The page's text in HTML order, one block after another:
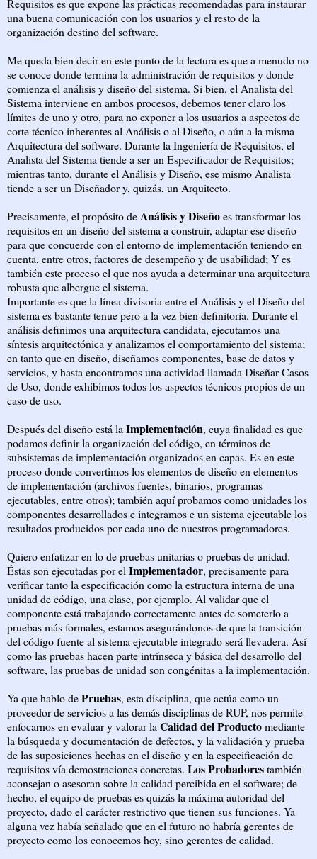
Requisitos es que expone las prácticas recomendadas para instaurar
una buena comunicación con los usuarios y el resto de la
organización destino del software.
Me queda bien decir en este punto de la lectura es que a menudo no
se conoce donde termina la administración de requisitos y donde
comienza el análisis y diseño del sistema. Si bien, el Analista del
Sistema interviene en ambos procesos, debemos tener claro los
límites de uno y otro, para no exponer a los usuarios a aspectos de
corte técnico inherentes al Análisis o al Diseño, o aún a la misma
Arquitectura del software. Durante la Ingeniería de Requisitos, el
Analista del Sistema tiende a ser un Especificador de Requisitos;
mientras tanto, durante el Análisis y Diseño, ese mismo Analista
tiende a ser un Diseñador y, quizás, un Arquitecto.
Precisamente, el propósito deAnálisis y Diseñoes transformar los
requisitos en un diseño del sistema a construir, adaptar ese diseño
para que concuerde con el entorno de implementación teniendo en
cuenta, entre otros, factores de desempeño y de usabilidad; Y es
también este proceso el que nos ayuda a determinar una arquitectura
robusta que albergue el sistema.
Importante es que la línea divisoria entre el Análisis y el Diseño del
sistema es bastante tenue pero a la vez bien definitoria. Durante el
análisis definimos una arquitectura candidata, ejecutamos una
síntesis arquitectónica y analizamos el comportamiento del sistema;
en tanto que en diseño, diseñamos componentes, base de datos y
servicios, y hasta encontramos una actividad llamada Diseñar Casos
de Uso, donde exhibimos todos los aspectos técnicos propios de un
caso de uso.
Después del diseño está la Implementación, cuya finalidad es que
podamos definir la organización del código, en términos de
subsistemas de implementación organizados en capas. Es en este
proceso donde convertimos los elementos de diseño en elementos
de implementación (archivos fuentes, binarios, programas
ejecutables, entre otros); también aquí probamos como unidades los
componentes desarrollados e integramos e un sistema ejecutable los
resultados producidos por cada uno de nuestros programadores.
Quiero enfatizar en lo de pruebas unitarias o pruebas de unidad.
Éstas son ejecutadas por el Implementador, precisamente para
verificar tanto la especificación como la estructura interna de una
unidad de código, una clase, por ejemplo. Al validar que el
componente está trabajando correctamente antes de someterlo a
pruebas más formales, estamos asegurándonos de que la transición
del código fuente al sistema ejecutable integrado será llevadera. Así
como las pruebas hacen parte intrínseca y básica del desarrollo del
software, las pruebas de unidad son congénitas a la implementación.
Ya que hablo dePruebas, esta disciplina, que actúa como un
proveedor de servicios a las demás disciplinas de RUP, nos permite
enfocarnos en evaluar y valorar la Calidad del Productomediante
la búsqueda y documentación de defectos, y la validación y prueba
de las suposiciones hechas en el diseño y en la especificación de
requisitos vía demostraciones concretas. Los Probadorestambién
aconsejan o asesoran sobre la calidad percibida en el software; de
hecho, el equipo de pruebas es quizás la máxima autoridad del
proyecto, dado el carácter restrictivo que tienen sus funciones. Ya
alguna vez había señalado que en el futuro no habría gerentes de
proyecto como los conocemos hoy, sino gerentes de calidad.